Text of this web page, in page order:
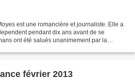
est une romancière et journaliste. Elle a
pendant dix ans avant de se
ont été salués unanimement par la
février 2013